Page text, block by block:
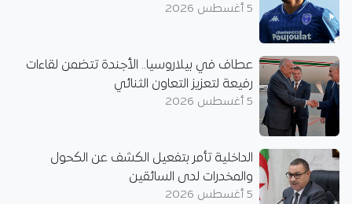
5 أغسطس 2026
عطاف في بيلاروسيا.. الأجندة تتضمن لقاءات
رفيعة لتعزيز التعاون الثنائي
5 أغسطس 2026
الداخلية تأمر بتفعيل الكشف عن الكحول
والمخدرات لدى السائقين
5 أغسطس 2026